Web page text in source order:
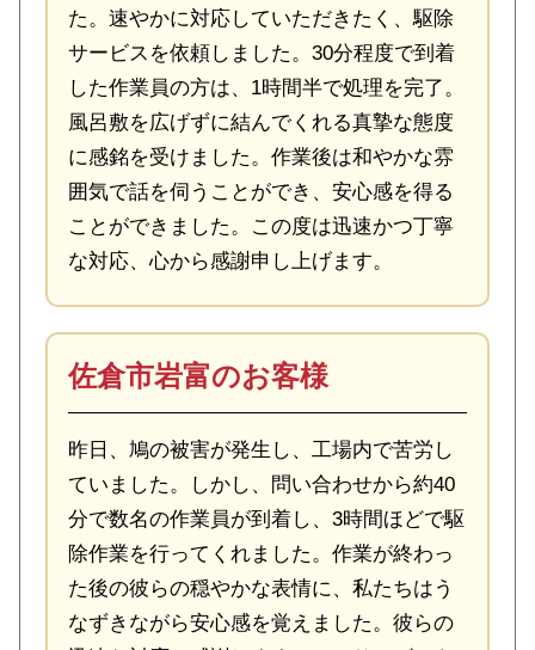
た。速やかに対応していただきたく、駆除
サービスを依頼しました。30分程度で到着
した作業員の方は、1時間半で処理を完了。
風呂敷を広げずに結んでくれる真摯な態度
に感銘を受けました。作業後は和やかな雰
囲気で話を伺うことができ、安心感を得る
ことができました。この度は迅速かつ丁寧
な対応、心から感謝申し上げます。
佐倉市岩富のお客様
昨日、鳩の被害が発生し、工場内で苦労し
ていました。しかし、問い合わせから約40
分で数名の作業員が到着し、3時間ほどで駆
除作業を行ってくれました。作業が終わっ
た後の彼らの穏やかな表情に、私たちはう
なずきながら安心感を覚えました。彼らの